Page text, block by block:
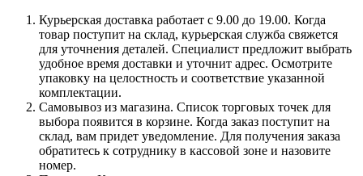
Курьерская доставка работает с 9.00 до 19.00. Когда
товар поступит на склад, курьерская служба свяжется
для уточнения деталей. Специалист предложит выбрать
удобное время доставки и уточнит адрес. Осмотрите
упаковку на целостность и соответствие указанной
комплектации.
Самовывоз из магазина. Список торговых точек для
выбора появится в корзине. Когда заказ поступит на
склад, вам придет уведомление. Для получения заказа
обратитесь к сотруднику в кассовой зоне и назовите
номер.